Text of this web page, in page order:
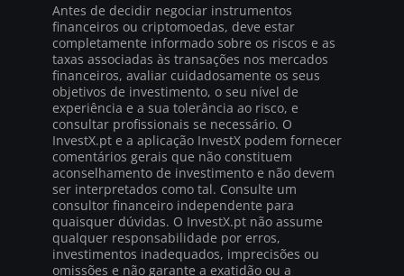
Antes de decidir negociar instrumentos
financeiros ou criptomoedas, deve estar
completamente informado sobre os riscos e as
taxas associadas às transações nos mercados
financeiros, avaliar cuidadosamente os seus
objetivos de investimento, o seu nível de
experiência e a sua tolerância ao risco, e
consultar profissionais se necessário. O
InvestX.pt e a aplicação InvestX podem fornecer
comentários gerais que não constituem
aconselhamento de investimento e não devem
ser interpretados como tal. Consulte um
consultor financeiro independente para
quaisquer dúvidas. O InvestX.pt não assume
qualquer responsabilidade por erros,
investimentos inadequados, imprecisões ou
omissões e não garante a exatidão ou a